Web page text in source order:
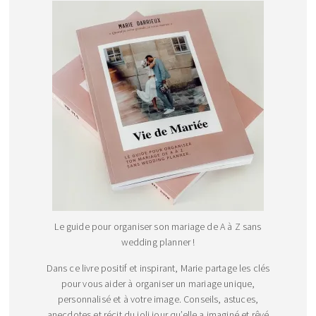
Le guide pour organiser son mariage de A à Z sans
wedding planner !
Dans ce livre positif et inspirant, Marie partage les clés
pour vous aider à organiser un mariage unique,
personnalisé et à votre image. Conseils, astuces,